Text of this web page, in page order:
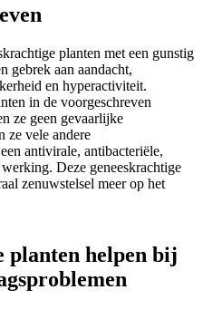
planten met een gunstig
gebrek aan aandacht,
en hyperactiviteit.
in de voorgeschreven
ze geen gevaarlijke
ze vele andere
antivirale, antibacteriële,
Deze geneeskrachtige
zenuwstelsel meer op het
planten helpen bij